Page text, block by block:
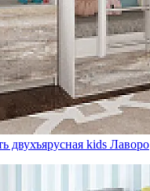
двухъярусная kids Лаворо